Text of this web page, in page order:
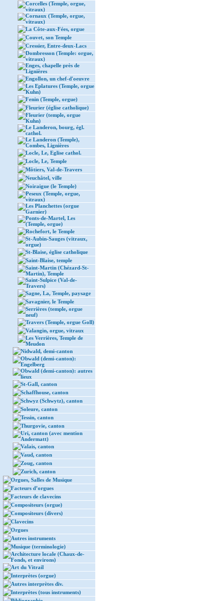
Corcelles (Temple, orgue,
vitraux)
Cornaux (Temple, orgue,
vitraux)
La Côte-aux-Fées, orgue
Couvet, son Temple
Cressier, Entre-deux-Lacs
Dombresson (Temple: orgue,
vitraux)
Enges, chapelle près de
Lignières
Engollon, un chef-d'oeuvre
Les Eplatures (Temple, orgue
Kuhn)
Fenin (Temple, orgue)
Fleurier (église catholique)
Fleurier (temple, orgue
Kuhn)
Le Landeron, bourg, égl.
cathol.
Le Landeron (Temple),
Combes, Lignières
Locle, Le, Eglise cathol.
Locle, Le, Temple
Môtiers, Val-de-Travers
Neuchâtel, ville
Noiraigue (le Temple)
Peseux (Temple, orgue,
vitraux)
Les Planchettes (orgue
Garnier)
Ponts-de-Martel, Les
(Temple, orgue)
Rochefort, le Temple
St-Aubin-Sauges (vitraux,
orgue)
St-Blaise, église catholique
Saint-Blaise, temple
Saint-Martin (Chézard-St-
Martin), Temple
Saint-Sulpice (Val-de-
Travers)
Sagne, La, Temple, paysage
Savagnier, le Temple
Serrières (temple, orgue
neuf)
Travers (Temple, orgue Goll)
Valangin, orgue, vitraux
Les Verrières, Temple de
Meudon
Nidwald, demi-canton
Obwald (demi-canton):
Engelberg
Obwald (demi-canton): autres
lieux
St-Gall, canton
Schaffhouse, canton
Schwyz (Schwytz), canton
Soleure, canton
Tessin, canton
Thurgovie, canton
Uri, canton (avec mention
Andermatt)
Valais, canton
Vaud, canton
Zoug, canton
Zurich, canton
Orgues, Salles de Musique
Facteurs d’orgues
Facteurs de clavecins
Compositeurs (orgue)
Compositeurs (divers)
Clavecins
Orgues
Autres instruments
Musique (terminologie)
Architecture locale (Chaux-de-
Fonds, et environs)
Art du Vitrail
Interprètes (orgue)
Autres interprètes div.
Interprètes (tous instruments)